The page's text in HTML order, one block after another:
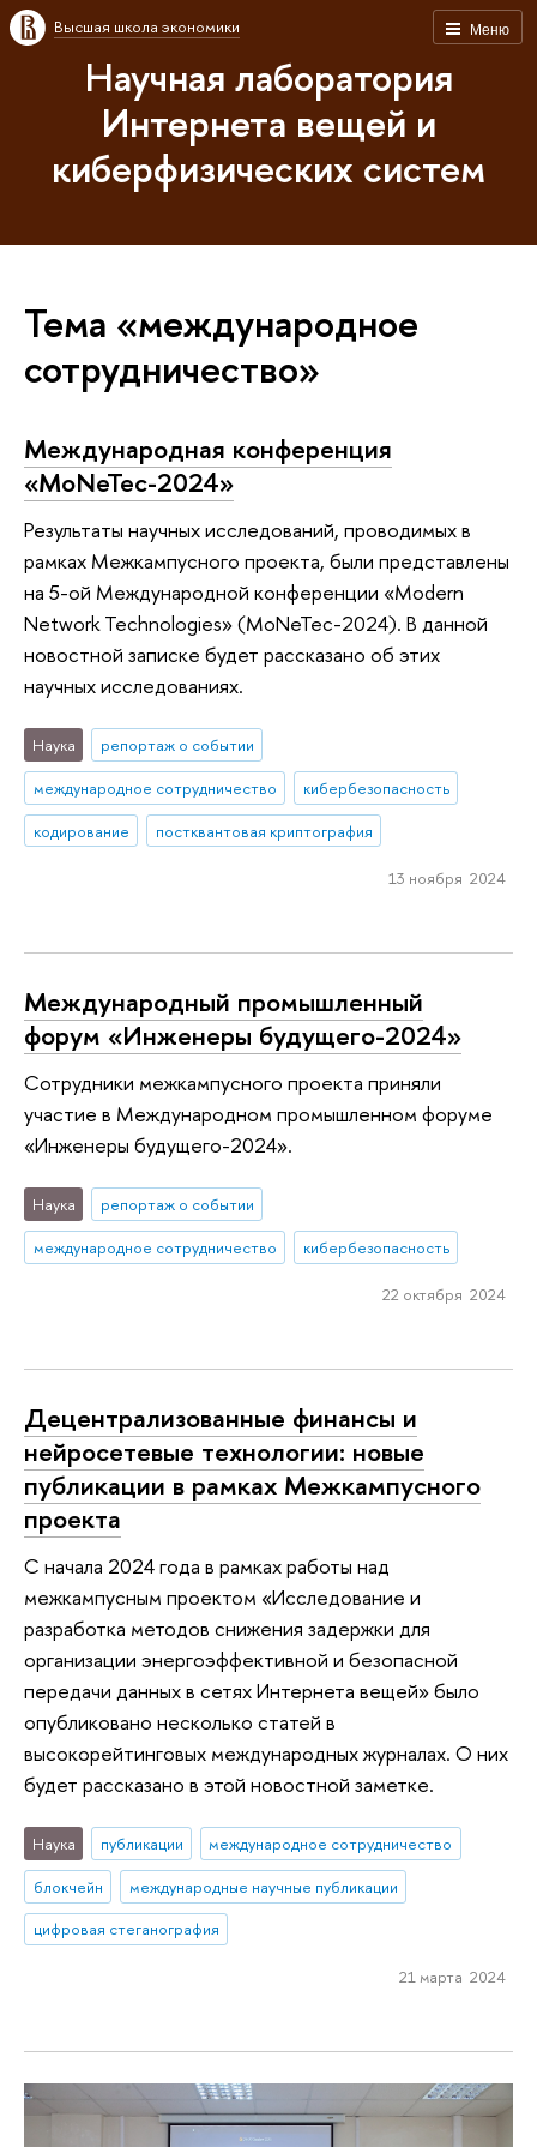
Меню
Высшая школа экономики
Научная лаборатория
Интернета вещей и
киберфизических систем
Тема «международное
сотрудничество»
Международная конференция
«MoNeTec-2024»
Результаты научных исследований, проводимых в
рамках Межкампусного проекта, были представлены
на 5-ой Международной конференции «Modern
Network Technologies» (MoNeTec-2024). В данной
новостной записке будет рассказано об этих
научных исследованиях.
Наука
репортаж о событии
международное сотрудничество
кибербезопасность
кодирование
постквантовая криптография
13 ноября 2024
Международный промышленный
форум «Инженеры будущего-2024»
Сотрудники межкампусного проекта приняли
участие в Международном промышленном форуме
«Инженеры будущего-2024».
Наука
репортаж о событии
международное сотрудничество
кибербезопасность
22 октября 2024
Децентрализованные финансы и
нейросетевые технологии: новые
публикации в рамках Межкампусного
проекта
С начала 2024 года в рамках работы над
межкампусным проектом «Исследование и
разработка методов снижения задержки для
организации энергоэффективной и безопасной
передачи данных в сетях Интернета вещей» было
опубликовано несколько статей в
высокорейтинговых международных журналах. О них
будет рассказано в этой новостной заметке.
Наука публикации
международное сотрудничество
блокчейн
международные научные публикации
цифровая стеганография
21 марта 2024